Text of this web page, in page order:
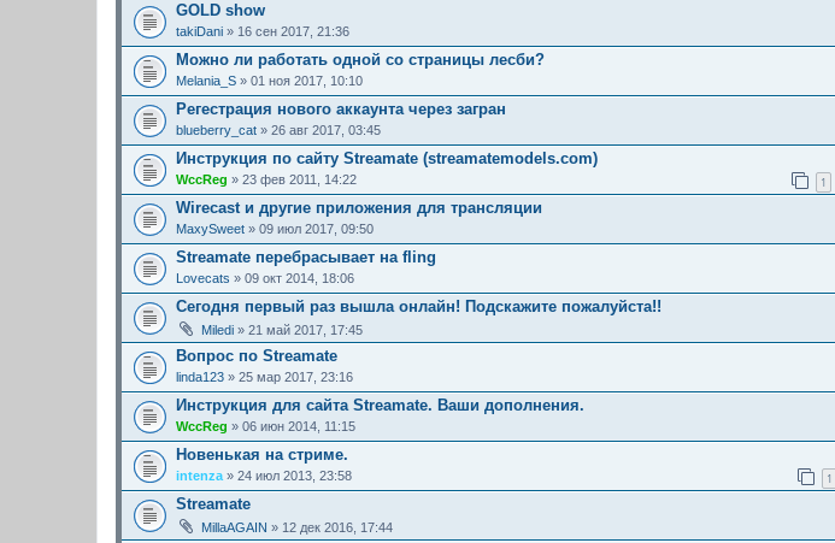
GOLD show
takiDani » 16 сен 2017, 21:36
Можно ли работать одной со страницы лесби?
Melania_S » 01 ноя 2017, 10:10
Регестрация нового аккаунта через загран
blueberry_cat » 26 авг 2017, 03:45
Инструкция по сайту Streamate (streamatemodels.com)
WccReg » 23 фев 2011, 14:22 1
Wirecast и другие приложения для трансляции
MaxySweet » 09 июл 2017, 09:50
Streamate перебрасывает на fling
Lovecats » 09 окт 2014, 18:06
Сегодня первый раз вышла онлайн! Подскажите пожалуйста!!
Miledi » 21 май 2017, 17:45
Вопрос по Streamate
linda123 » 25 мар 2017, 23:16
Инструкция для сайта Streamate. Ваши дополнения.
WccReg » 06 июн 2014, 11:15
Новенькая на стриме.
intenza » 24 июл 2013, 23:58 1
Streamate
MillaAGAIN » 12 дек 2016, 17:44